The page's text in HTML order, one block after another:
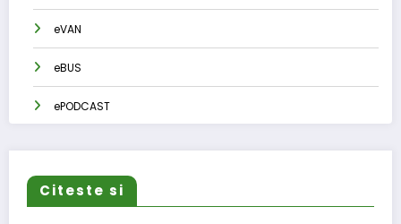
eVAN
eBUS
ePODCAST
Citeste si